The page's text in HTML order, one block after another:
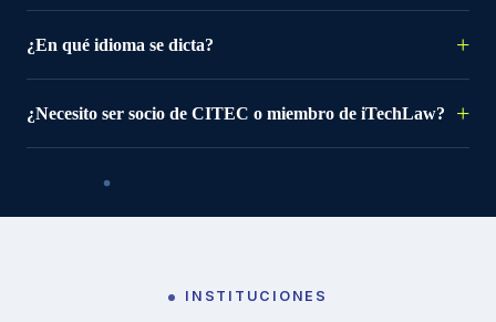
¿En qué idioma se dicta?
¿Necesito ser socio de CITEC o miembro de iTechLaw?
INSTITUCIONES